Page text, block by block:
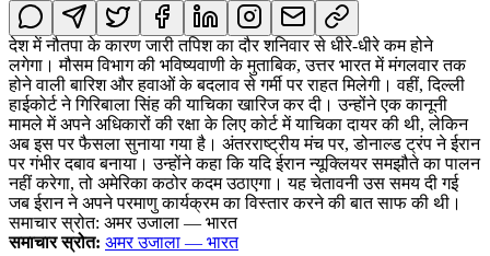
देश में नौतपा के कारण जारी तपिश का दौर शनिवार से धीरे-धीरे कम होने
लगेगा। मौसम विभाग की भविष्यवाणी के मुताबिक, उत्तर भारत में मंगलवार तक
होने वाली बारिश और हवाओं के बदलाव से गर्मी पर राहत मिलेगी। वहीं, दिल्ली
हाईकोर्ट ने गिरिबाला सिंह की याचिका खारिज कर दी। उन्होंने एक कानूनी
मामले में अपने अधिकारों की रक्षा के लिए कोर्ट में याचिका दायर की थी, लेकिन
अब इस पर फैसला सुनाया गया है। अंतरराष्ट्रीय मंच पर, डोनाल्ड ट्रंप ने ईरान
पर गंभीर दबाव बनाया। उन्होंने कहा कि यदि ईरान न्यूक्लियर समझौते का पालन
नहीं करेगा, तो अमेरिका कठोर कदम उठाएगा। यह चेतावनी उस समय दी गई
जब ईरान ने अपने परमाणु कार्यक्रम का विस्तार करने की बात साफ की थी।
समाचार स्रोत: अमर उजाला — भारत
समाचार स्रोत: अमर उजाला — भारत